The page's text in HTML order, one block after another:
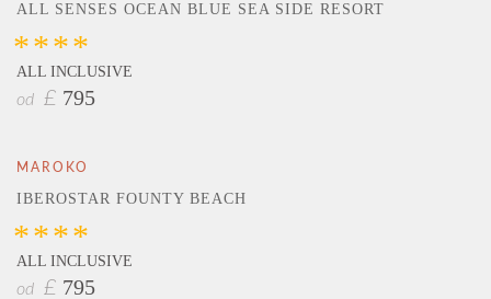
ALL SENSES OCEAN BLUE SEA SIDE RESORT
****
ALL INCLUSIVE
od £ 795
MAROKO
IBEROSTAR FOUNTY BEACH
****
ALL INCLUSIVE
od £ 795